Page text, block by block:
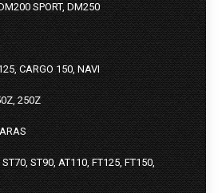
SPORT, DM250
CARGO 150, NAVI
250Z
ST90, AT110, FT125, FT150,